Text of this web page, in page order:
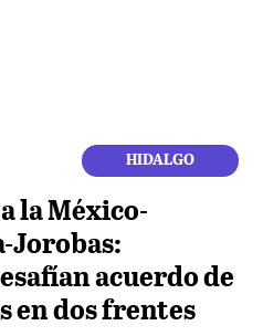
HIDALGO
la México-
Jorobas:
acuerdo de
en dos frentes